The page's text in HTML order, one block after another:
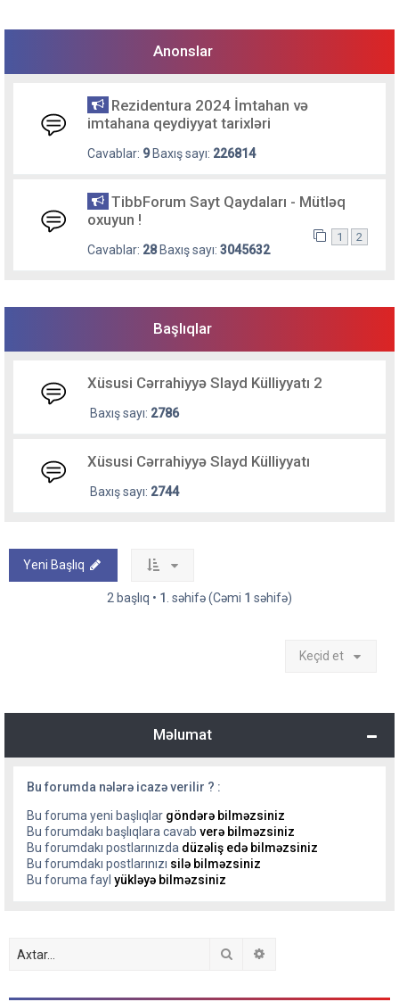
Anonslar
Rezidentura 2024 İmtahan və
imtahana qeydiyyat tarixləri
Cavablar: 9Baxış sayı: 226814
TibbForum Sayt Qaydaları - Mütləq
oxuyun !
Cavablar: 28Baxış sayı: 3045632
1 2
Başlıqlar
Xüsusi Cərrahiyyə Slayd Külliyyatı 2
Baxış sayı: 2786
Xüsusi Cərrahiyyə Slayd Külliyyatı
Baxış sayı: 2744
Yeni Başlıq
2 başlıq • 1 . səhifə (Cəmi 1 səhifə)
Keçid et
Məlumat
Bu forumda nələrə icazə verilir ? :
Bu foruma yeni başlıqlar göndərə bilməzsiniz
Bu forumdakı başlıqlara cavab verə bilməzsiniz
Bu forumdakı postlarınızda düzəliş edə bilməzsiniz
Bu forumdakı postlarınızı silə bilməzsiniz
Bu foruma fayl yükləyə bilməzsiniz
Axtar